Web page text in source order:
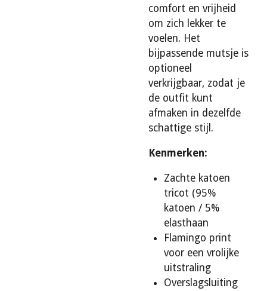
comfort en vrijheid
om zich lekker te
voelen. Het
bijpassende mutsje is
optioneel
verkrijgbaar, zodat je
de outfit kunt
afmaken in dezelfde
schattige stijl.
Kenmerken:
Zachte katoen
tricot (95%
katoen / 5%
elasthaan
Flamingo print
voor een vrolijke
uitstraling
Overslagsluiting